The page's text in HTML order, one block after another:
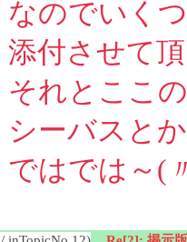
なのでいく
添付させて
それとここ
シーバスと
ではでは～